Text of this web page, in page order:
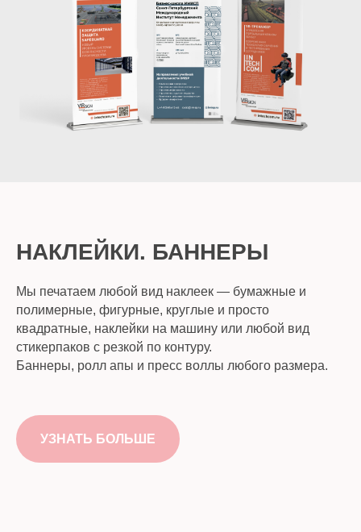
НАКЛЕЙКИ. БАННЕРЫ
Мы печатаем любой вид наклеек — бумажные и
полимерные, фигурные, круглые и просто
квадратные, наклейки на машину или любой вид
стикерпаков с резкой по контуру.
Баннеры, ролл апы и пресс воллы любого размера.
УЗНАТЬ БОЛЬШЕ